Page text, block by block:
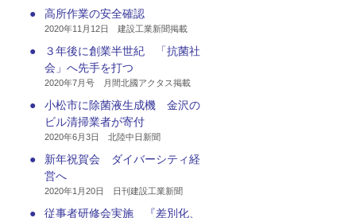
● 高所作業の安全確認
2020年11月12日 建設工業新聞掲載
●
３年後に創業半世紀 「抗菌社
会」へ先手を打つ
2020年7月号 月間北國アクタス掲載
●
小松市に除菌液生成機 金沢の
ビル清掃業者が寄付
2020年6月3日 北陸中日新聞
●
新年祝賀会 ダイバーシティ経
営へ
2020年1月20日 日刊建設工業新聞
●
従事者研修会実施 『差別化、